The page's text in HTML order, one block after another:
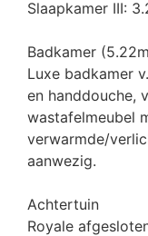
Slaapkamer III:
Badkamer
Luxe badkamer
en handdouche,
wastafelmeubel
verwarmde/
aanwezig.
Achtertuin
Royale